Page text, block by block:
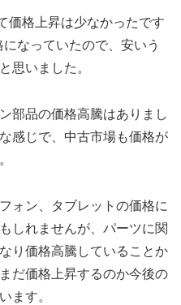
価格上昇は少なかったです
なっていたので、安いう
思いました。
部品の価格高騰はありまし
感じで、中古市場も価格が
ォン、タブレットの価格に
しれませんが、パーツに関
り価格高騰していることか
だ価格上昇するのか今後の
ます。